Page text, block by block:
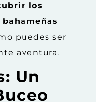
los
puedes ser
aventura.
Un